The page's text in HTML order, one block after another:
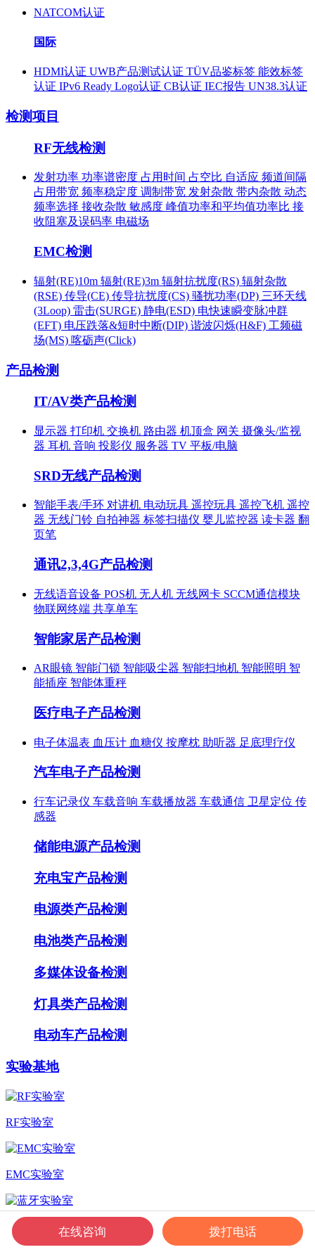
NATCOM认证
国际
HDMI认证 UWB产品测试认证 TÜV品鉴标签 能效标签
认证 IPv6 Ready Logo认证 CB认证 IEC报告 UN38.3认证
检测项目
RF无线检测
发射功率 功率谱密度 占用时间 占空比 自适应 频道间隔
占用带宽 频率稳定度 调制带宽 发射杂散 带内杂散 动态
频率选择 接收杂散 敏感度 峰值功率和平均值功率比 接
收阻塞及误码率 电磁场
EMC检测
辐射(RE)10m 辐射(RE)3m 辐射抗扰度(RS) 辐射杂散
(RSE) 传导(CE) 传导抗扰度(CS) 骚扰功率(DP) 三环天线
(3Loop) 雷击(SURGE) 静电(ESD) 电快速瞬变脉冲群
(EFT) 电压跌落&短时中断(DIP) 谐波闪烁(H&F) 工频磁
场(MS) 喀砺声(Click)
产品检测
IT/AV类产品检测
显示器 打印机 交换机 路由器 机顶盒 网关 摄像头/监视
器 耳机 音响 投影仪 服务器 TV 平板/电脑
SRD无线产品检测
智能手表/手环 对讲机 电动玩具 遥控玩具 遥控飞机 遥控
器 无线门铃 自拍神器 标签扫描仪 婴儿监控器 读卡器 翻
页笔
通讯2,3,4G产品检测
无线语音设备 POS机 无人机 无线网卡 SCCM通信模块
物联网终端 共享单车
智能家居产品检测
AR眼镜 智能门锁 智能吸尘器 智能扫地机 智能照明 智
能插座 智能体重秤
医疗电子产品检测
电子体温表 血压计 血糖仪 按摩枕 助听器 足底理疗仪
汽车电子产品检测
行车记录仪 车载音响 车载播放器 车载通信 卫星定位 传
感器
储能电源产品检测
充电宝产品检测
电源类产品检测
电池类产品检测
多媒体设备检测
灯具类产品检测
电动车产品检测
实验基地
RF实验室
EMC实验室
蓝牙实验室在线咨询 拨打电话